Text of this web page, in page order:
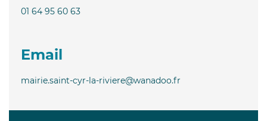
01 64 95 60 63
Email
mairie.saint-cyr-la-riviere@wanadoo.fr